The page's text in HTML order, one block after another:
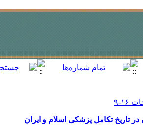
تاریخ تکامل پزشکی اسلام و ایران